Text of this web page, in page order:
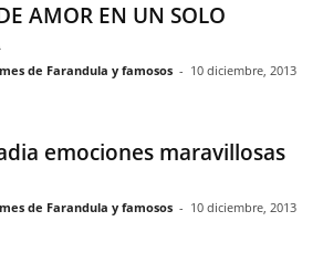
AMOR EN UN SOLO
de Farandula y famosos - 10 diciembre, 2013
emociones maravillosas
de Farandula y famosos - 10 diciembre, 2013